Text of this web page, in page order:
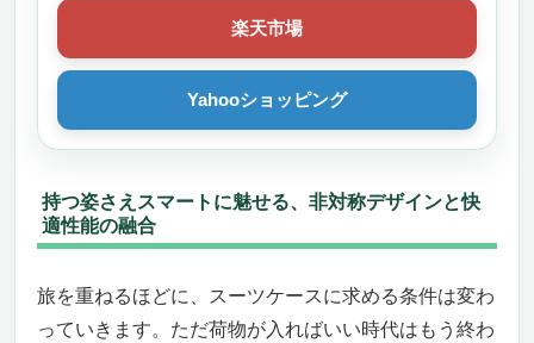
楽天市場
Yahooショッピング
持つ姿さえスマートに魅せる、非対称デザインと快
適性能の融合
旅を重ねるほどに、スーツケースに求める条件は変わ
っていきます。ただ荷物が入ればいい時代はもう終わ